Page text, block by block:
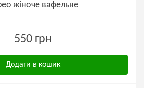
жіноче вафельне
550 грн
Додати в кошик